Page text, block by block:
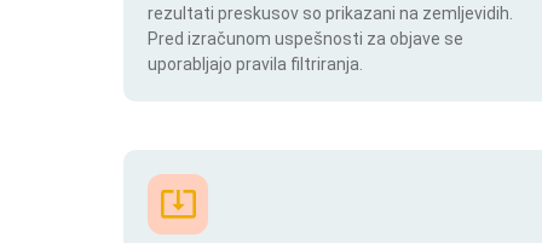
rezultati preskusov so prikazani na zemljevidih.
Pred izračunom uspešnosti za objave se
uporabljajo pravila filtriranja.